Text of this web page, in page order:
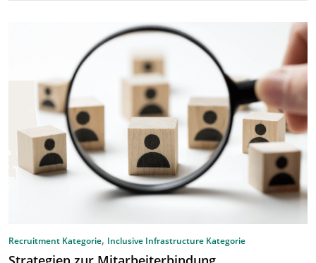
Recruitment Kategorie, Inclusive Infrastructure Kategorie